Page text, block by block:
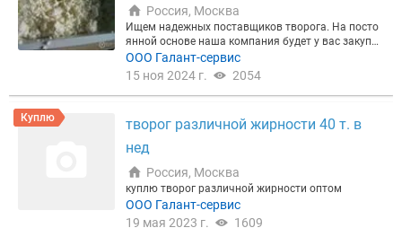
Россия, Москва
Ищем надежных поставщиков творога. На посто
янной основе наша компания будет у вас закупат
ь творог монолит(пром. упаковка) Творог может
быть с подходящими сроками так и свежий. (Мер
ООО Галант-сервис
15 ноя 2024 г.
2054
Куплю
творог различной жирности 40 т. в
нед
Россия, Москва
куплю творог различной жирности оптом
ООО Галант-сервис
19 мая 2023 г.
1609